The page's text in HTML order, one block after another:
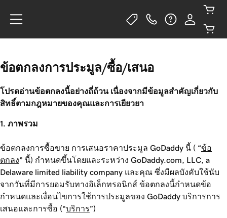
ข้อตกลงการประมูล/ซื้อ/เสนอ
โปรดอ่านข้อตกลงนี้อย่างถี่ถ้วน เนื่องจากมีข้อมูลสำคัญเกี่ยวกับ
สิทธิ์ตามกฎหมายของคุณและการเยียวยา
1. ภาพรวม
ข้อตกลงการซื้อขาย การเสนอราคาประมูล GoDaddy นี้ ( “ข้อ
ตกลง” นี้) กำหนดขึ้นโดยและระหว่าง GoDaddy.com, LLC, a
Delaware limited liability company และคุณ ซึ่งมีผลบังคับใช้นับ
จากวันที่มีการยอมรับทางอิเล็กทรอนิกส์ ข้อตกลงนี้กำหนดข้อ
กำหนดและเงื่อนไขการใช้การประมูลของ GoDaddy บริการการ
เสนอและการซื้อ (“บริการ”)